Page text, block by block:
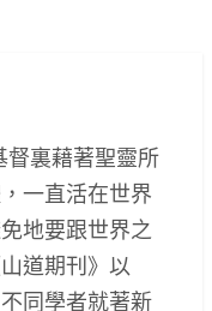
督裏藉著聖靈所
一直活在世界
地要跟世界之
道期刊》以
同學者就著新